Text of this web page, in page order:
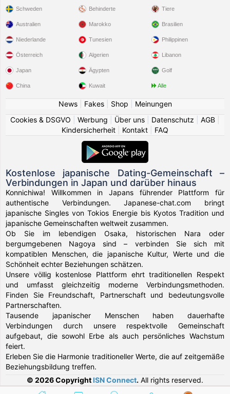
Schweden Behinderte Tiere
Australien
Niederlande
Österreich
Japan
China
Marokko
Tunesien
Algerien
Ägypten
Kuwait
Brasilien
Philippinen
Libanon
Golf
Alle
News| Fakes| Shop
Meinungen
Cookies & DSGVO
Werbung Über uns Datenschutz AGB
Kindersicherheit
Kontakt FAQ
Kostenlose japanische Dating-Gemeinschaft –
Verbindungen in Japan und darüber hinaus
Konnichiwa! Willkommen in Japans führender Plattform für
authentische Verbindungen. Japanese-chat.com bringt
japanische Singles von Tokios Energie bis Kyotos Tradition und
japanische Gemeinschaften weltweit zusammen.
Ob Sie im lebendigen Osaka, historischen Nara oder
bergumgebenen Nagoya sind – verbinden Sie sich mit
kompatiblen Menschen, die japanische Kultur, Werte und die
Schönheit echter Beziehungen schätzen.
Unsere völlig kostenlose Plattform ehrt traditionellen Respekt
und umfasst gleichzeitig moderne Verbindungsmethoden.
Finden Sie Freundschaft, Partnerschaft und bedeutungsvolle
Partnerschaften.
Tausende japanischer Menschen haben dauerhafte
Verbindungen durch unsere respektvolle Gemeinschaft
aufgebaut, die sowohl Erbe als auch persönliches Wachstum
feiert.
Erleben Sie die Harmonie traditioneller Werte, die auf zeitgemäße
Beziehungsbildung treffen.
© 2026 Copyright ISN Connect. All rights reserved.